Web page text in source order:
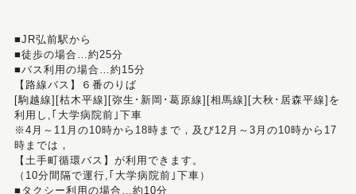
■JR弘前駅から
■徒歩の場合…約25分
■バス利用の場合…約15分
【路線バス】６番のりば
[駒越線][枯木平線][弥生･新岡･葛原線][相馬線][大秋･居森平線]を
利用し,｢大学病院前｣下車
※4月～11月の10時から18時まで，及び12月～3月の10時から17
時までは，
【土手町循環バス】が利用できます。
（10分間隔で運行,｢大学病院前｣下車）
■タクシー利用の場合…約10分